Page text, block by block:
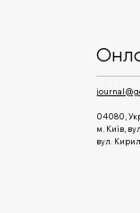
04080,
м. Київ,
вул.